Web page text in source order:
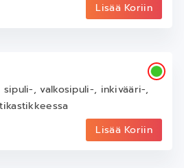
Lisää Koriin
, valkosipuli-, inkivääri-,
Lisää Koriin